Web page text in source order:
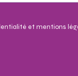
et mentions